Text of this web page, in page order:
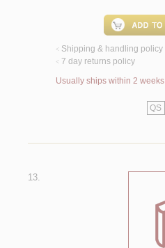
< Shipping & handling policy
< 7 day returns policy
Usually ships within 2 weeks
QS
13.